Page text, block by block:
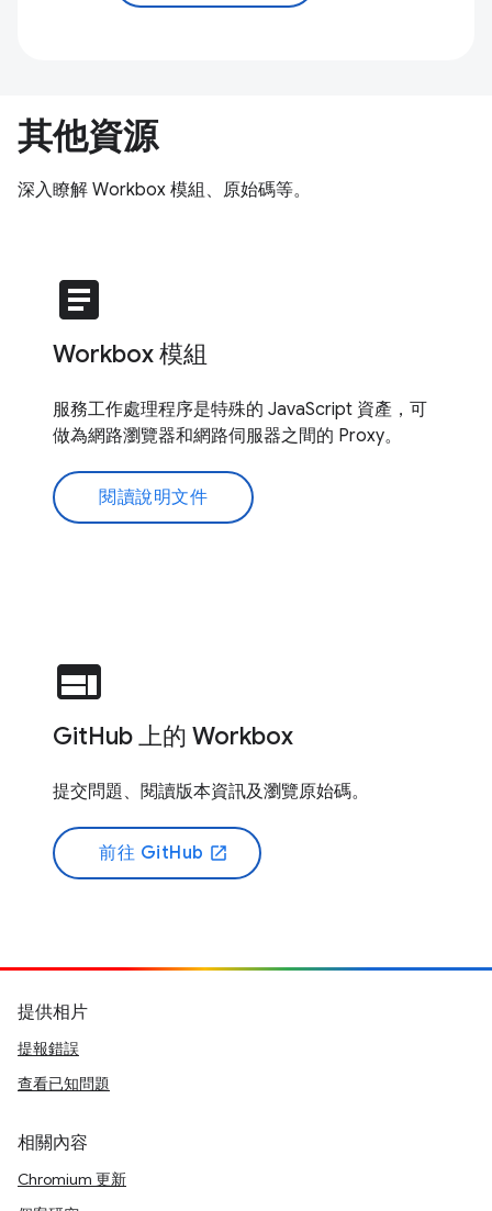
其他資源
深入瞭解 Workbox 模組、原始碼等。
article
Workbox 模組
服務工作處理程序是特殊的 JavaScript 資產，可
做為網路瀏覽器和網路伺服器之間的 Proxy。
閱讀說明文件
web
GitHub 上的 Workbox
提交問題、閱讀版本資訊及瀏覽原始碼。
前往 GitHub open_in_new
提供相片
提報錯誤
查看已知問題
相關內容
Chromium 更新